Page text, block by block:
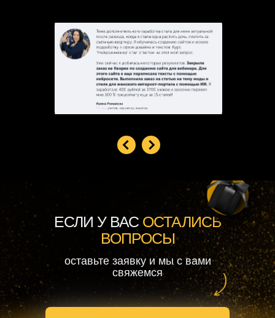
ЕСЛИ У ВАС ОСТАЛИСЬ
ВОПРОСЫ
оставьте заявку и мы с вами
свяжемся